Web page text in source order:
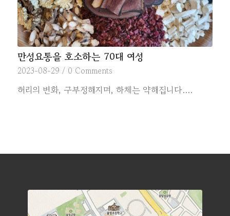
만성요통을 호소하는 70대 여성
2023-08-29 / 0 Comments
허리의 변화, 구부정해지며, 하체는 약해집니다.…